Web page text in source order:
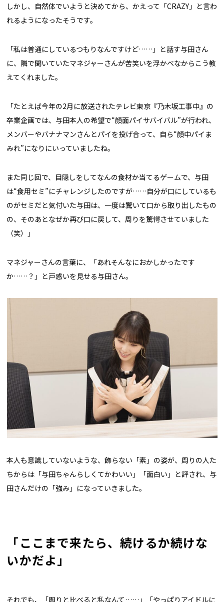
しかし、自然体でいようと決めてから、かえって「CRAZY」と言わ
れるようになったそうです。
「私は普通にしているつもりなんですけど……」と話す与田さん
に、隣で聞いていたマネジャーさんが苦笑いを浮かべなからこう教
えてくれました。
「たとえば今年の2月に放送されたテレビ東京『乃木坂工事中』の
卒業企画では、与田本人の希望で“顔面パイサバイバル”が行われ、
メンバーやバナナマンさんとパイを投げ合って、自ら“顔中パイま
みれ”になりにいっていましたね。
また同じ回で、目隠しをしてなんの食材か当てるゲームで、与田
は“食用セミ”にチャレンジしたのですが……自分が口にしているも
のがセミだと気付いた与田は、一度は驚いて口から取り出したもの
の、そのあとなぜか再び口に戻して、周りを驚愕させていました
（笑）」
マネジャーさんの言葉に、「あれそんなにおかしかったです
か……？」と戸惑いを見せる与田さん。
本人も意識していないような、飾らない「素」の姿が、周りの人た
ちからは「与田ちゃんらしくてかわいい」「面白い」と評され、与
田さんだけの「強み」になっていきました。
「ここまで来たら、続けるか続けな
いかだよ」
それでも、「周りと比べると私なんて……」「やっぱりアイドルに